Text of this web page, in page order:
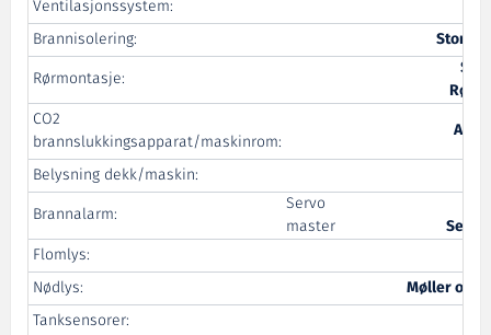
Ventilasjonssystem:
Brannisolering:
Stord
Rørmontasje:
CO2
brannslukkingsapparat/maskinrom:
Alf
Belysning dekk/maskin:
Brannalarm:
Servo
master
Flomlys:
Nødlys:
Møller og
Tanksensorer: